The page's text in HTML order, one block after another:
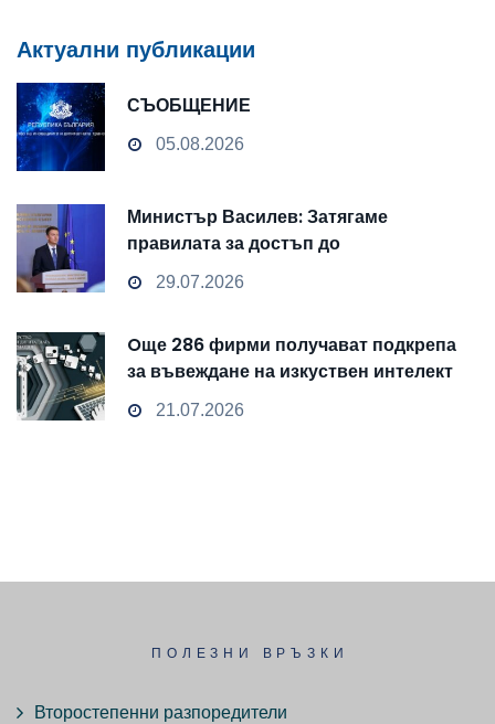
Актуални публикации
СЪОБЩЕНИЕ
05.08.2026
Министър Василев: Затягаме
правилата за достъп до
чувствителни данни
29.07.2026
Oще 286 фирми получават подкрепа
за въвеждане на изкуствен интелект
и облачни технологии
21.07.2026
ПОЛЕЗНИ ВРЪЗКИ
Второстепенни разпоредители